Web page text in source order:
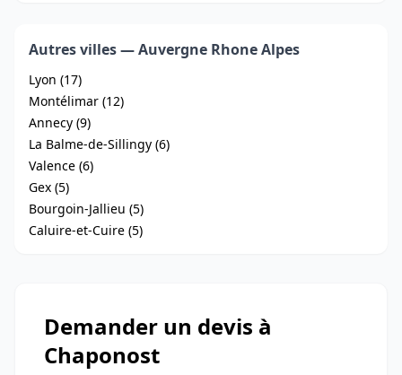
Autres villes — Auvergne Rhone Alpes
Lyon (17)
Montélimar (12)
Annecy (9)
La Balme-de-Sillingy (6)
Valence (6)
Gex (5)
Bourgoin-Jallieu (5)
Caluire-et-Cuire (5)
Demander un devis à
Chaponost